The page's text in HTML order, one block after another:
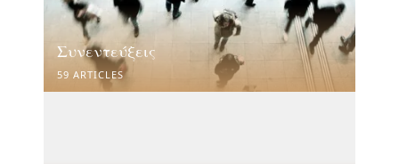
Συνεντεύξεις
59 ARTICLES